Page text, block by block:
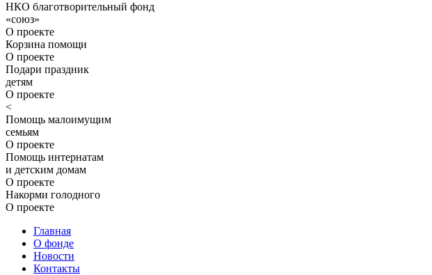
НКО благотворительный фонд
«союз»
О проекте
Корзина помощи
О проекте
Подари праздник
детям
О проекте
<
Помощь малоимущим
семьям
О проекте
Помощь интернатам
и детским домам
О проекте
Накорми голодного
О проекте
Главная
О фонде
Новости
Контакты